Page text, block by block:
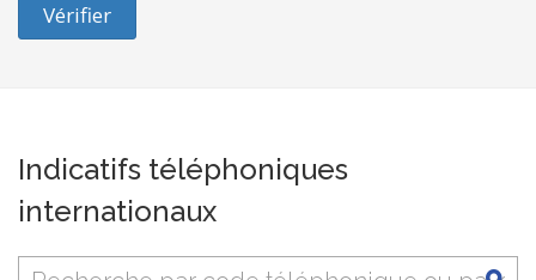
Vérifier
Indicatifs téléphoniques
internationaux